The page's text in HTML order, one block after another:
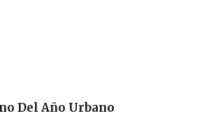
Del Año Urbano